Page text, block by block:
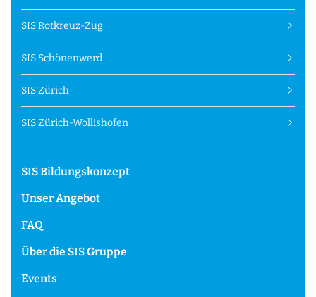
SIS Rotkreuz-Zug
SIS Schönenwerd
SIS Zürich
SIS Zürich-Wollishofen
SIS Bildungskonzept
Unser Angebot
FAQ
Über die SIS Gruppe
Events